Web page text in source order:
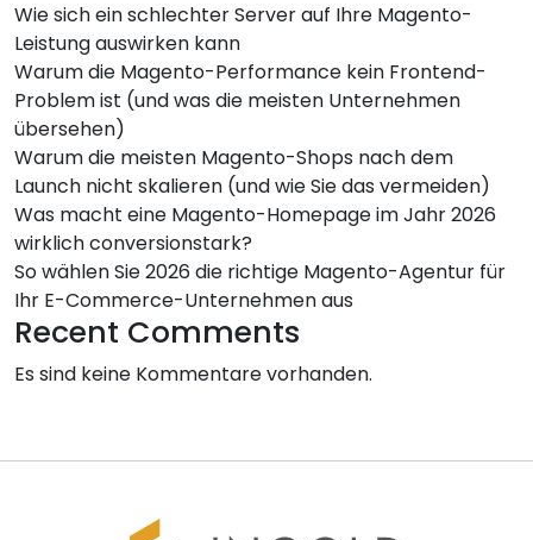
Wie sich ein schlechter Server auf Ihre Magento-
Leistung auswirken kann
Warum die Magento-Performance kein Frontend-
Problem ist (und was die meisten Unternehmen
übersehen)
Warum die meisten Magento-Shops nach dem
Launch nicht skalieren (und wie Sie das vermeiden)
Was macht eine Magento-Homepage im Jahr 2026
wirklich conversionstark?
So wählen Sie 2026 die richtige Magento-Agentur für
Ihr E-Commerce-Unternehmen aus
Recent Comments
Es sind keine Kommentare vorhanden.